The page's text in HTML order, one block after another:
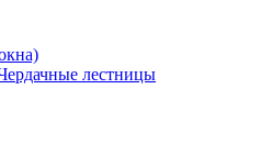
лестницы